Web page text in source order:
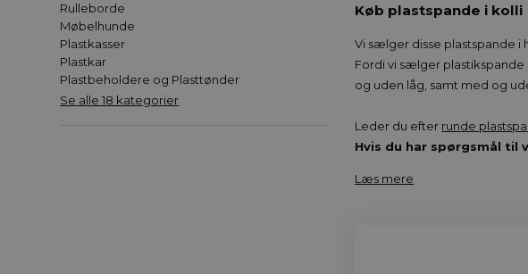
Rulleborde
Møbelhunde
Plastkasser
Plastkar
Plastbeholdere og Plasttønder
Se alle 18 kategorier
Køb plastspande i kolli
Vi sælger disse plastspande
Fordi vi sælger plastikspande
og uden låg, samt med og
Leder du efter runde
Hvis du har spørgsmål
Læs mere